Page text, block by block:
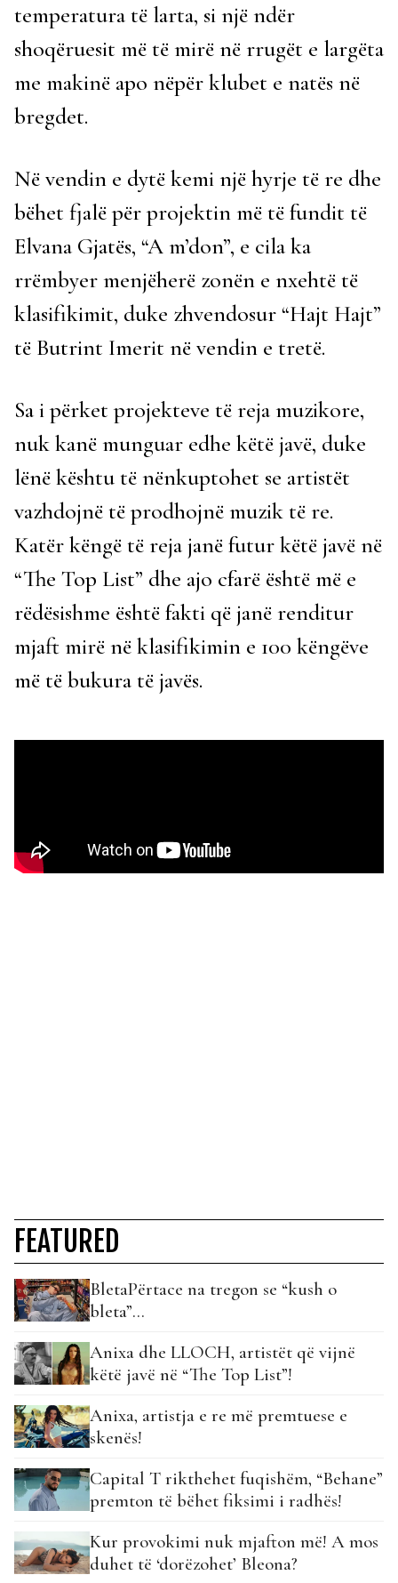
temperatura të larta, si një ndër
shoqëruesit më të mirë në rrugët e largëta
me makinë apo nëpër klubet e natës në
bregdet.
Në vendin e dytë kemi një hyrje të re dhe
bëhet fjalë për projektin më të fundit të
Elvana Gjatës, “A m’don”, e cila ka
rrëmbyer menjëherë zonën e nxehtë të
klasifikimit, duke zhvendosur “Hajt Hajt”
të Butrint Imerit në vendin e tretë.
Sa i përket projekteve të reja muzikore,
nuk kanë munguar edhe këtë javë, duke
lënë kështu të nënkuptohet se artistët
vazhdojnë të prodhojnë muzik të re.
Katër këngë të reja janë futur këtë javë në
“The Top List” dhe ajo cfarë është më e
rëdësishme është fakti që janë renditur
mjaft mirë në klasifikimin e 100 këngëve
më të bukura të javës.
FEATURED
BletaPërtace na tregon se “kush o
bleta”…
Anixa dhe LLOCH, artistët që vijnë
këtë javë në “The Top List”!
Anixa, artistja e re më premtuese e
skenës!
Capital T rikthehet fuqishëm, “Behane”
premton të bëhet fiksimi i radhës!
Kur provokimi nuk mjafton më! A mos
duhet të ‘dorëzohet’ Bleona?